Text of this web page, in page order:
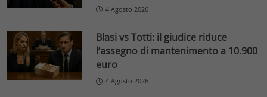
4 Agosto 2026
Blasi vs Totti: il giudice riduce
l’assegno di mantenimento a 10.900
euro
4 Agosto 2026